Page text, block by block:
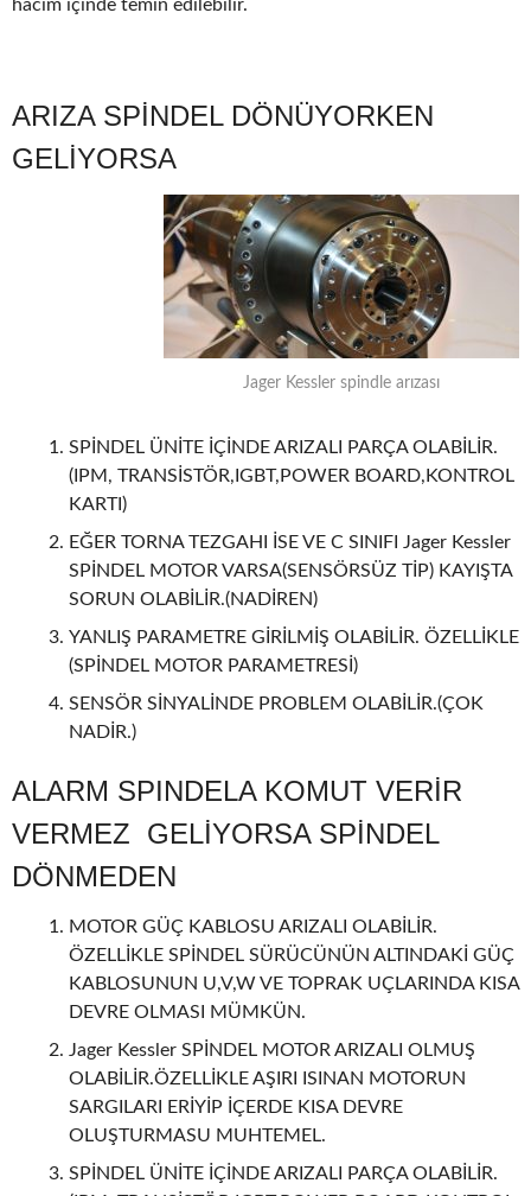
hacim içinde temin edilebilir.
ARIZA SPİNDEL DÖNÜYORKEN
GELİYORSA
Jager Kessler spindle arızası
SPİNDEL ÜNİTE İÇİNDE ARIZALI PARÇA OLABİLİR.
(IPM, TRANSİSTÖR,IGBT,POWER BOARD,KONTROL
KARTI)
EĞER TORNA TEZGAHI İSE VE C SINIFI Jager Kessler
SPİNDEL MOTOR VARSA(SENSÖRSÜZ TİP) KAYIŞTA
SORUN OLABİLİR.(NADİREN)
YANLIŞ PARAMETRE GİRİLMİŞ OLABİLİR. ÖZELLİKLE
(SPİNDEL MOTOR PARAMETRESİ)
SENSÖR SİNYALİNDE PROBLEM OLABİLİR.(ÇOK
NADİR.)
ALARM SPINDELA KOMUT VERİR
VERMEZ GELİYORSA SPİNDEL
DÖNMEDEN
MOTOR GÜÇ KABLOSU ARIZALI OLABİLİR.
ÖZELLİKLE SPİNDEL SÜRÜCÜNÜN ALTINDAKİ GÜÇ
KABLOSUNUN U,V,W VE TOPRAK UÇLARINDA KISA
DEVRE OLMASI MÜMKÜN.
Jager Kessler SPİNDEL MOTOR ARIZALI OLMUŞ
OLABİLİR.ÖZELLİKLE AŞIRI ISINAN MOTORUN
SARGILARI ERİYİP İÇERDE KISA DEVRE
OLUŞTURMASU MUHTEMEL.
SPİNDEL ÜNİTE İÇİNDE ARIZALI PARÇA OLABİLİR.